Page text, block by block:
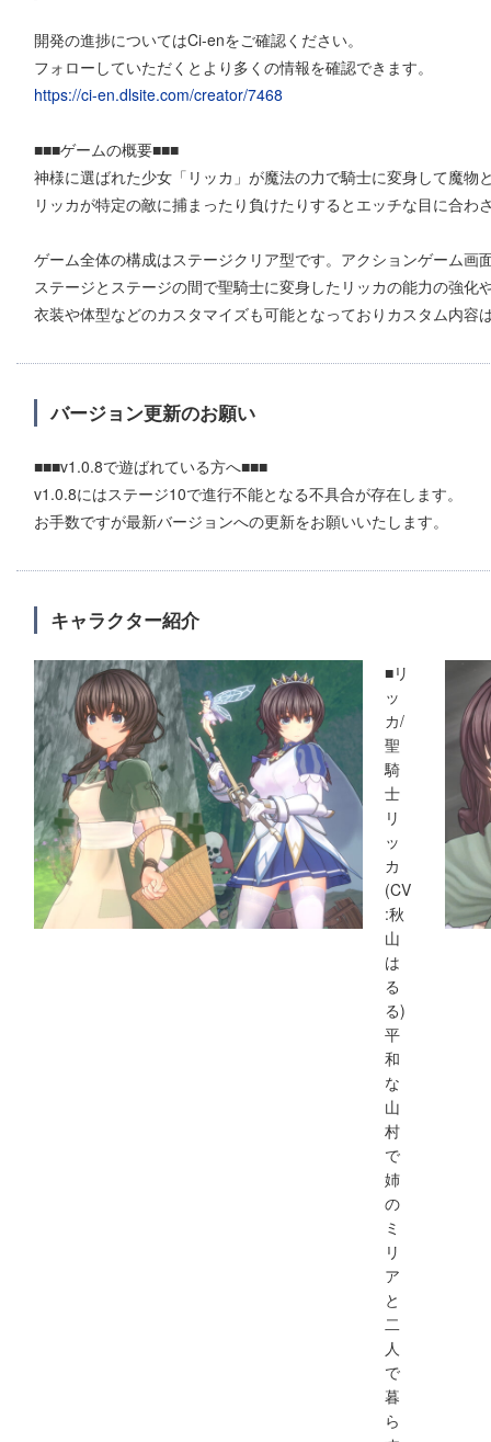
開発の進捗についてはCi-enをご確認ください。
フォローしていただくとより多くの情報を確認できます。
https://ci-en.dlsite.com/creator/7468
■■■ゲームの概要■■■
神様に選ばれた少女「リッカ」が魔法の力で騎士に変身して魔物
リッカが特定の敵に捕まったり負けたりするとエッチな目に合わ
ゲーム全体の構成はステージクリア型です。アクションゲーム画
ステージとステージの間で聖騎士に変身したリッカの能力の強
衣装や体型などのカスタマイズも可能となっておりカスタム内容
バージョン更新のお願い
■■■v1.0.8で遊ばれている方へ■■■
v1.0.8にはステージ10で進行不能となる不具合が存在します。
お手数ですが最新バージョンへの更新をお願いいたします。
キャラクター紹介
■リ
ッ
カ/
聖
騎
士
リ
ッ
カ
(CV
:秋
山
は
る
る)
平
和
な
山
村
で
姉
の
ミ
リ
ア
と
二
人
で
暮
ら